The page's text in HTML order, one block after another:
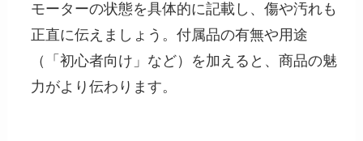
モーターの状態を具体的に記載し、傷や汚れも
正直に伝えましょう。付属品の有無や用途
（「初心者向け」など）を加えると、商品の魅
力がより伝わります。